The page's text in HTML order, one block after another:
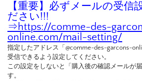
【重要】必ずメールの受信
ださい!!!
⇒https://comme-des-
online.com/mail-setting/
指定したアドレス「@comme-des-garcons-
受信できるよう設定してください。
この設定をしないと「購入後の確認メールが
す。